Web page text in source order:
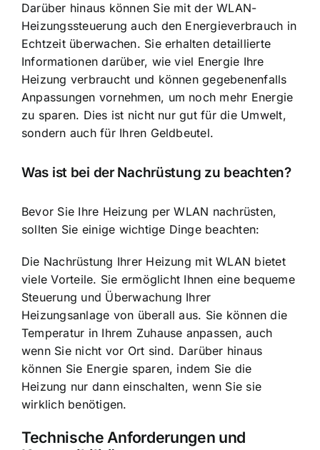
Darüber hinaus können Sie mit der WLAN-
Heizungssteuerung auch den Energieverbrauch in
Echtzeit überwachen. Sie erhalten detaillierte
Informationen darüber, wie viel Energie Ihre
Heizung verbraucht und können gegebenenfalls
Anpassungen vornehmen, um noch mehr Energie
zu sparen. Dies ist nicht nur gut für die Umwelt,
sondern auch für Ihren Geldbeutel.
Was ist bei der Nachrüstung zu beachten?
Bevor Sie Ihre Heizung per WLAN nachrüsten,
sollten Sie einige wichtige Dinge beachten:
Die Nachrüstung Ihrer Heizung mit WLAN bietet
viele Vorteile. Sie ermöglicht Ihnen eine bequeme
Steuerung und Überwachung Ihrer
Heizungsanlage von überall aus. Sie können die
Temperatur in Ihrem Zuhause anpassen, auch
wenn Sie nicht vor Ort sind. Darüber hinaus
können Sie Energie sparen, indem Sie die
Heizung nur dann einschalten, wenn Sie sie
wirklich benötigen.
Technische Anforderungen und